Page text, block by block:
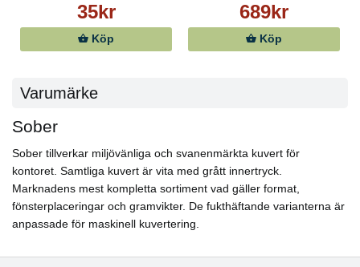
35kr
Köp
689kr
Köp
Varumärke
Sober
Sober tillverkar miljövänliga och svanenmärkta kuvert för
kontoret. Samtliga kuvert är vita med grått innertryck.
Marknadens mest kompletta sortiment vad gäller format,
fönsterplaceringar och gramvikter. De fukthäftande varianterna är
anpassade för maskinell kuvertering.